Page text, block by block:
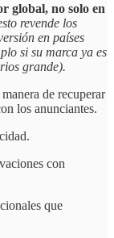
global, no solo en
revende los
en países
si su marca ya es
grande).
de recuperar
los anunciantes.
con
que